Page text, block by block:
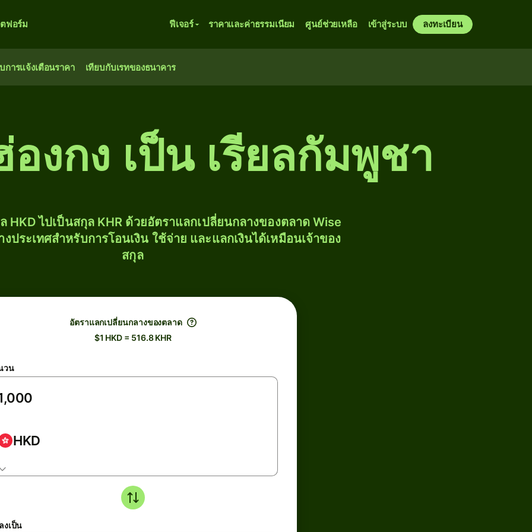
ฟอร์ม ฟีเจอร์ ราคาและค่าธรรมเนียม ศูนย์ช่วยเหลือ เข้าสู่ระบบ ลงทะเบียน
การแจ้งเตือนราคา เทียบกับเรทของธนาคาร
งกง เป็น เรียลกัมพูชา
HKD ไปเป็นสกุล KHR ด้วยอัตราแลกเปลี่ยนกลางของตลาด Wise
ประเทศสำหรับการโอนเงิน ใช้จ่าย และแลกเงินได้เหมือนเจ้าของ
สกุล
อัตราแลกเปลี่ยนกลางของตลาด
$1 HKD = 516.8 KHR
วน
HKD
งเป็น